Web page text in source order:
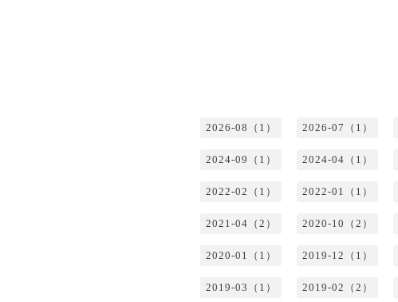
2026-08（1） 2026-07（1）
2024-09（1） 2024-04（1）
2022-02（1） 2022-01（1）
2021-04（2） 2020-10（2）
2020-01（1） 2019-12（1）
2019-03（1） 2019-02（2）